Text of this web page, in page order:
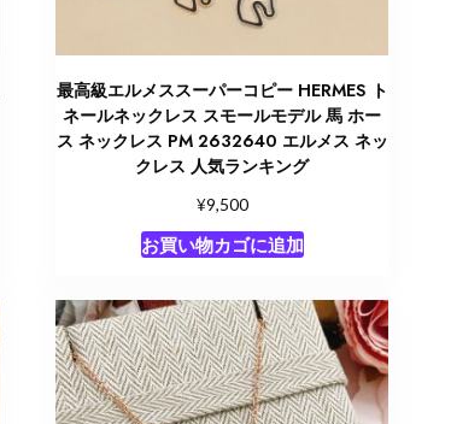
最高級エルメススーパーコピー HERMES ト
ネールネックレス スモールモデル 馬 ホー
ス ネックレス PM 2632640 エルメス ネッ
クレス 人気ランキング
¥9,500
お買い物カゴに追加